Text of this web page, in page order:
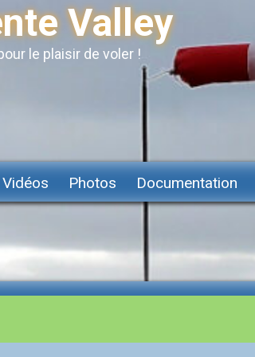
Valley
le plaisir de voler !
Vidéos Photos Documentation